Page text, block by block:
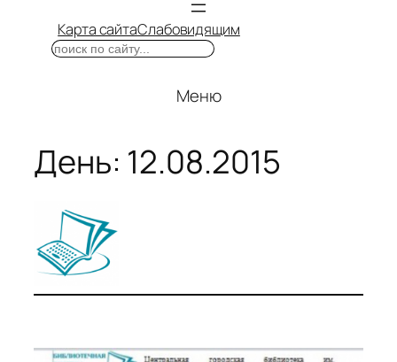
Карта сайтаСлабовидящим
Поиск
Меню
День: 12.08.2015